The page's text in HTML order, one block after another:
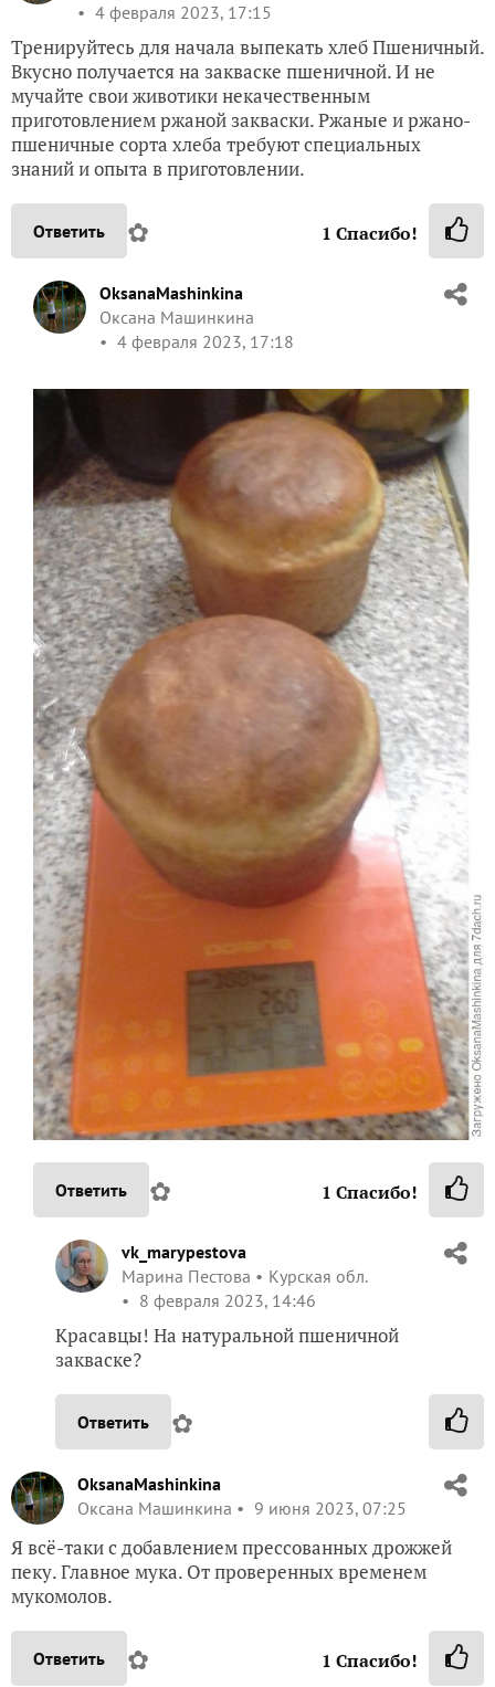
4 февраля 2023, 17:15
Тренируйтесь для начала выпекать хлеб Пшеничный.
Вкусно получается на закваске пшеничной. И не
мучайте свои животики некачественным
приготовлением ржаной закваски. Ржаные и ржано-
пшеничные сорта хлеба требуют специальных
знаний и опыта в приготовлении.
Ответить ✿ 1 Спасибо!
OksanaMashinkina
Оксана Машинкина
4 февраля 2023, 17:18
Ответить ✿ 1 Спасибо!
vk_marypestova
Марина Пестова
Курская обл.
8 февраля 2023, 14:46
Красавцы! На натуральной пшеничной
закваске?
Ответить ✿
OksanaMashinkina
Оксана Машинкина
9 июня 2023, 07:25
Я всё-таки с добавлением прессованных дрожжей
пеку. Главное мука. От проверенных временем
мукомолов.
Ответить ✿ 1 Спасибо!